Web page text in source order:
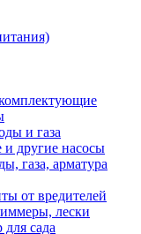
и газа
другие насосы
газа, арматура
от вредителей
лески
сада